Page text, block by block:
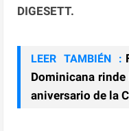
DIGESETT.
LEER TAMBIÉN :
Dominicana
aniversario de la